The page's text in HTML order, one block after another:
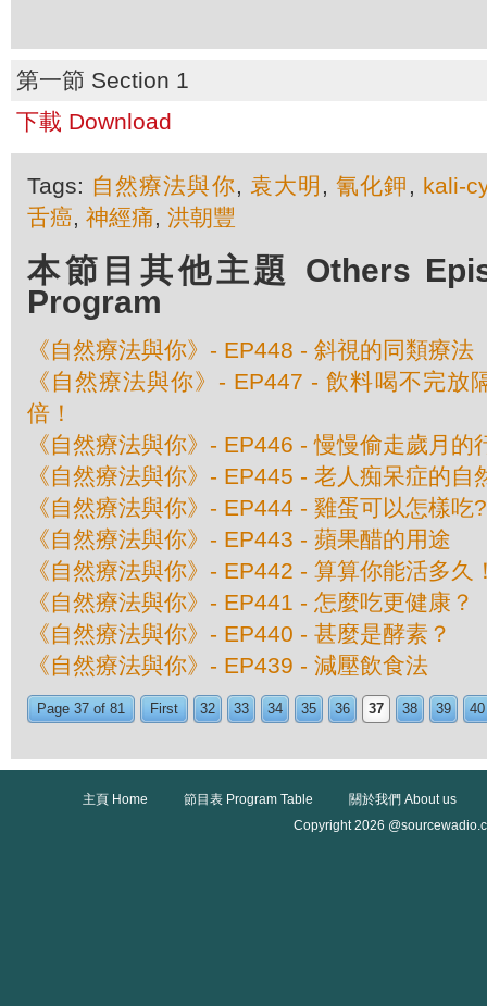
第一節 Section 1
下載 Download
Tags: 自然療法與你, 袁大明 ,氰化鉀 , kali-
舌癌, 神經痛, 洪朝豐
本節目其他主題 Others
Program
《自然療法與你》- EP448 - 斜視的同類療法
《自然療法與你》- EP447 - 飲料喝不完放
倍！
《自然療法與你》- EP446 - 慢慢偷走歲月的
《自然療法與你》- EP445 - 老人痴呆症的自
《自然療法與你》- EP444 - 雞蛋可以怎樣吃?
《自然療法與你》- EP443 - 蘋果醋的用途
《自然療法與你》- EP442 - 算算你能活多久
《自然療法與你》- EP441 - 怎麼吃更健康？
《自然療法與你》- EP440 - 甚麼是酵素？
《自然療法與你》- EP439 - 減壓飲食法
Page 37 of 81 First 32 33 34 35 36 37 38 39 40
主頁 Home 節目表 Program Table
關於我們 About us
Copyright 2026